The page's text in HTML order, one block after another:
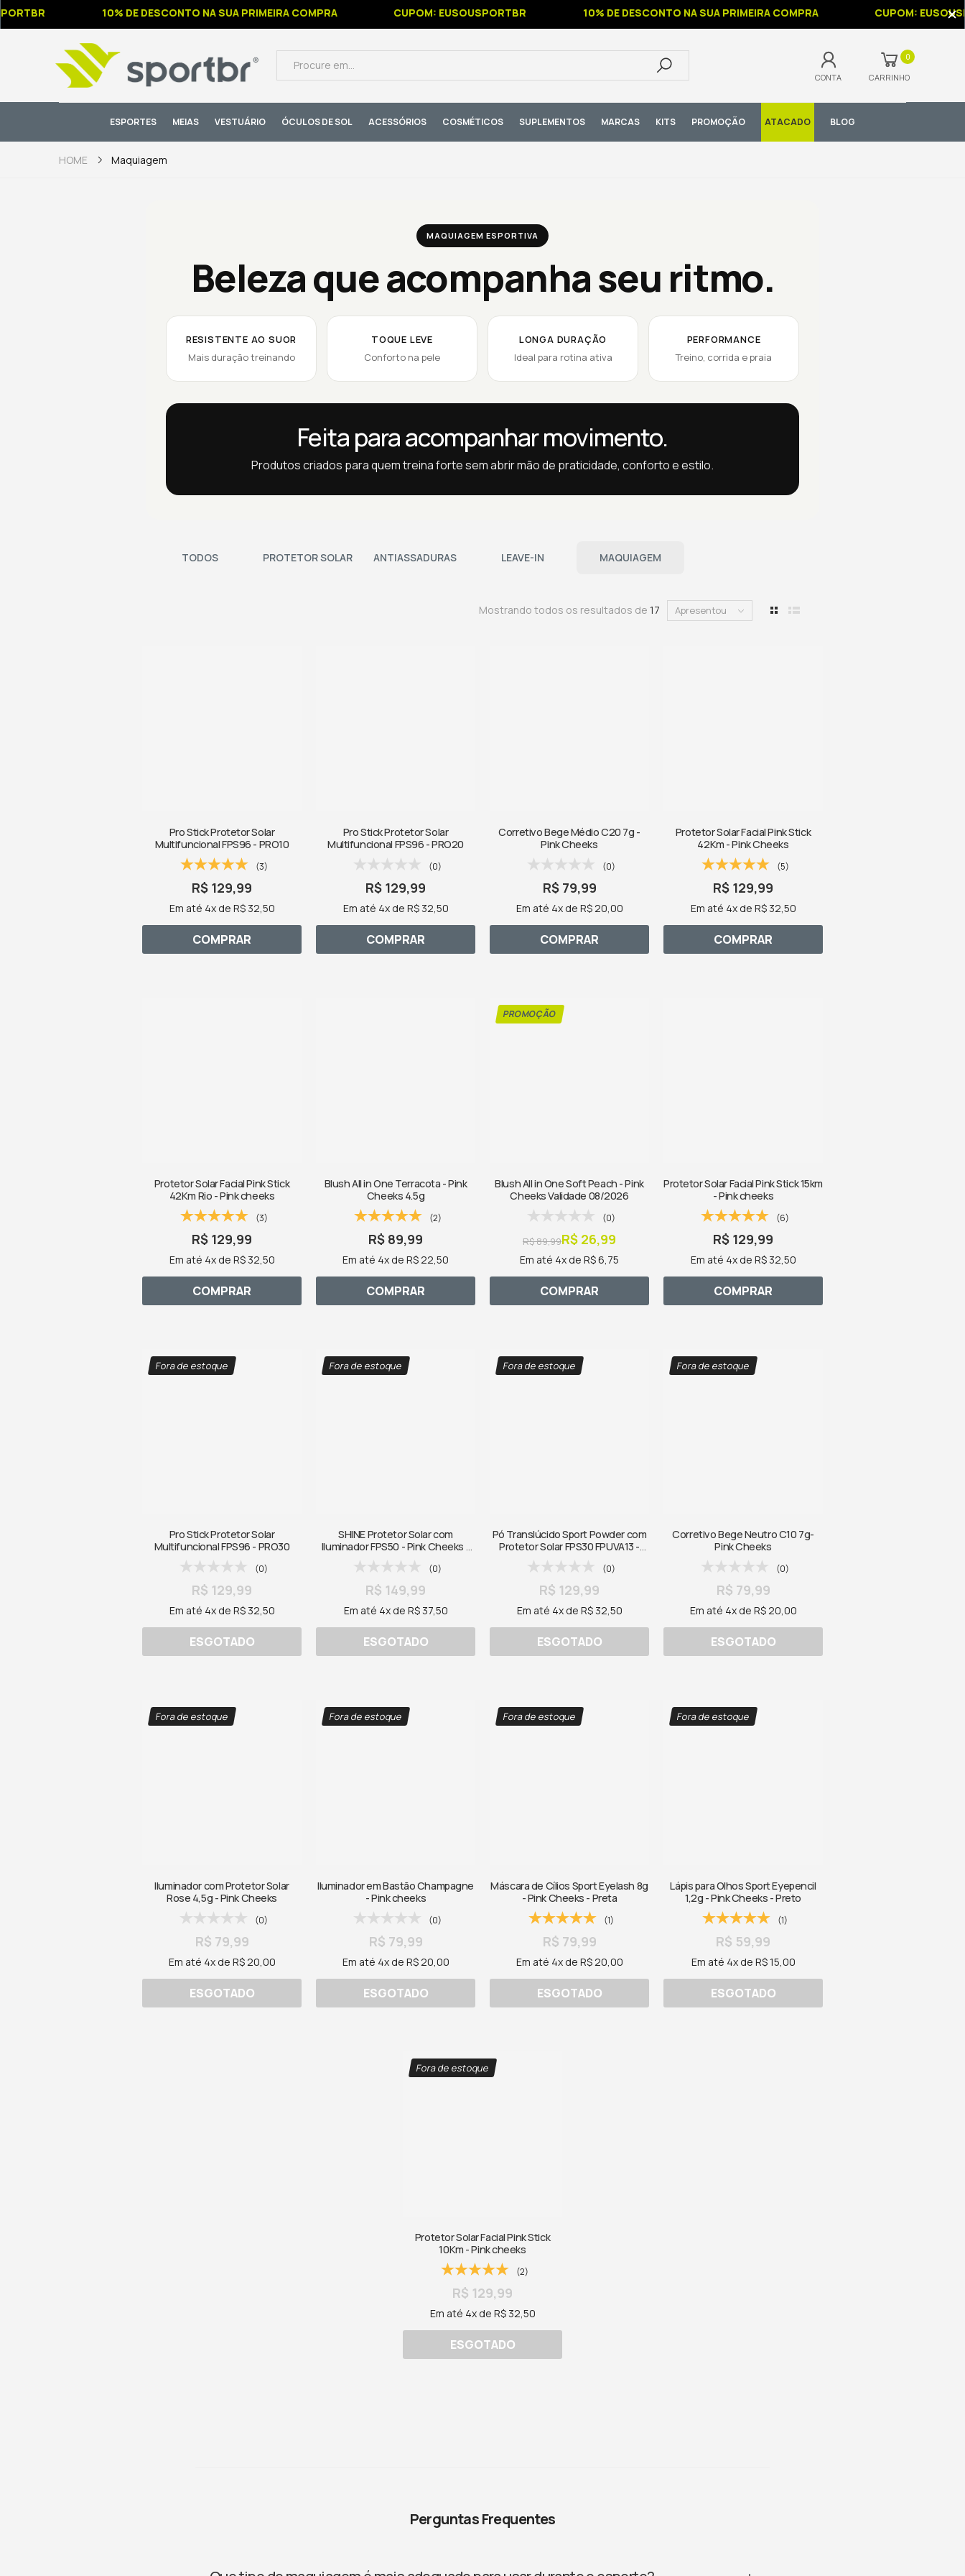
10% DE DESCONTO NA SUA PRIMEIRA COMPRA CUPOM: EUSOUSPORTBR 10% DE DESCONTO NA SUA PRIMEIRA COMPRA CUPOM:
CONTA
0
CARRINHO
ESPORTES MEIAS VESTUÁRIO ÓCULOS DE SOL ACESSÓRIOS COSMÉTICOS SUPLEMENTOS MARCAS KITS PROMOÇÃO ATACADO BLOG
HOME Maquiagem
MAQUIAGEM ESPORTIVA
Beleza que acompanha seu ritmo.
RESISTENTE AO SUOR
Mais duração treinando
TOQUE LEVE
Conforto na pele
LONGA DURAÇÃO
Ideal para rotina ativa
PERFORMANCE
Treino, corrida e praia
Feita para acompanhar movimento.
Produtos criados para quem treina forte sem abrir mão de praticidade, conforto e estilo.
TODOS PROTETOR SOLAR ANTIASSADURAS LEAVE-IN MAQUIAGEM
Mostrando todos os resultados de17 Apresentou
Pro Stick Protetor Solar
Multifuncional FPS96 - PRO10
(3)
R$ 129,99
Em até 4x de R$ 32,50
COMPRAR
Pro Stick Protetor Solar
Multifuncional FPS96 - PRO20
(0)
R$ 129,99
Em até 4x de R$ 32,50
COMPRAR
Corretivo Bege Médio C20 7g -
Pink Cheeks
(0)
R$ 79,99
Em até 4x de R$ 20,00
COMPRAR
Protetor Solar Facial Pink Stick
42Km - Pink Cheeks
(5)
R$ 129,99
Em até 4x de R$ 32,50
COMPRAR
Protetor Solar Facial Pink Stick
42Km Rio - Pink cheeks
(3)
R$ 129,99
Em até 4x de R$ 32,50
COMPRAR
Blush All in One Terracota - Pink
Cheeks 4.5g
(2)
R$ 89,99
Em até 4x de R$ 22,50
COMPRAR
Blush All in One Soft Peach - Pink
Cheeks Validade 08/2026
(0)
R$ 26,99
R$ 89,99
Em até 4x de R$ 6,75
COMPRAR
Protetor Solar Facial Pink Stick 15km
- Pink cheeks
(6)
R$ 129,99
Em até 4x de R$ 32,50
COMPRAR
Fora de estoque
Pro Stick Protetor Solar
Multifuncional FPS96 - PRO30
(0)
R$ 129,99
Em até 4x de R$ 32,50
ESGOTADO
Fora de estoque
SHINE Protetor Solar com
Iluminador FPS50 - Pink Cheeks -
50ml
(0)
R$ 149,99
Em até 4x de R$ 37,50
ESGOTADO
Fora de estoque
Pó Translúcido Sport Powder com
Protetor Solar FPS30 FPUVA13 -
Pink Cheeks - 10g
(0)
R$ 129,99
Em até 4x de R$ 32,50
ESGOTADO
Fora de estoque
Corretivo Bege Neutro C10 7g-
Pink Cheeks
(0)
R$ 79,99
Em até 4x de R$ 20,00
ESGOTADO
Fora de estoque
Iluminador com Protetor Solar
Rose 4,5g - Pink Cheeks
(0)
R$ 79,99
Em até 4x de R$ 20,00
ESGOTADO
Fora de estoque
Iluminador em Bastão Champagne
- Pink cheeks
(0)
R$ 79,99
Em até 4x de R$ 20,00
ESGOTADO
Fora de estoque
Máscara de Cílios Sport Eyelash 8g
- Pink Cheeks - Preta
(1)
R$ 79,99
Em até 4x de R$ 20,00
ESGOTADO
Fora de estoque
Lápis para Olhos Sport Eyepencil
1,2g - Pink Cheeks - Preto
(1)
R$ 59,99
Em até 4x de R$ 15,00
ESGOTADO
Fora de estoque
Protetor Solar Facial Pink Stick
10Km - Pink cheeks
(2)
R$ 129,99
Em até 4x de R$ 32,50
ESGOTADO
Perguntas Frequentes